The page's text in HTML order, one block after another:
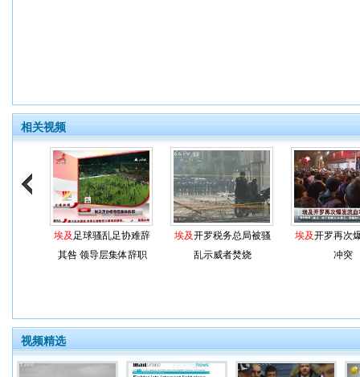
相关视频
埃及 足球骚乱足协难辞
其咎 领导层集体辞职
埃及开罗税务总局被骚
乱示威者焚烧
埃及开罗再次
冲突
视频精选